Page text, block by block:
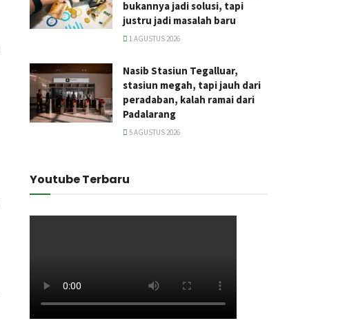
bukannya jadi solusi, tapi
justru jadi masalah baru
1 AGUSTUS 2026
Nasib Stasiun Tegalluar,
stasiun megah, tapi jauh dari
peradaban, kalah ramai dari
Padalarang
5 AGUSTUS 2026
Youtube Terbaru